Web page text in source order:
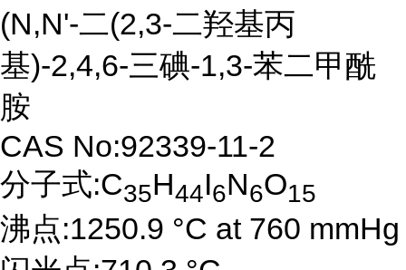
(N,N'-二(2,3-二羟基丙
基)-2,4,6-三碘-1,3-苯二甲酰
胺
CAS No:92339-11-2
分子式:C35H44I6N6O15
沸点:1250.9 °C at 760 mmHg